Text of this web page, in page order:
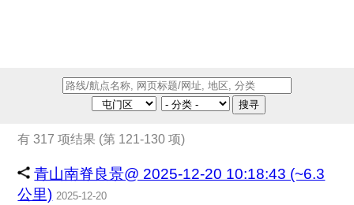
搜寻
有 317 项结果 (第 121-130 项)
青山南脊良景@ 2025-12-20 10:18:43 (~6.3
公里) 2025-12-20